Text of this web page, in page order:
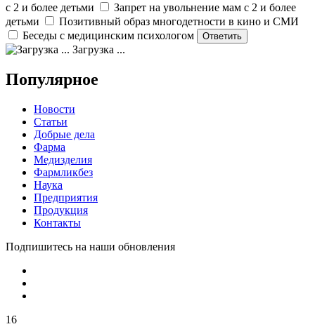
с 2 и более детьми
Запрет на увольнение мам с 2 и более
детьми
Позитивный образ многодетности в кино и СМИ
Беседы с медицинским психологом
Загрузка ...
Популярное
Новости
Статьи
Добрые дела
Фарма
Медизделия
Фармликбез
Наука
Предприятия
Продукция
Контакты
Подпишитесь на наши обновления
16